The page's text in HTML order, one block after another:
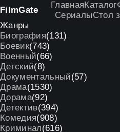
FilmGate
ГлавнаяКаталог
СериалыСтол
Жанры
Биография(131)
Боевик(743)
Военный(66)
Детский(8)
Документальный(57)
Драма(1530)
Дорама(92)
Детектив(394)
Комедия(908)
Криминал(616)